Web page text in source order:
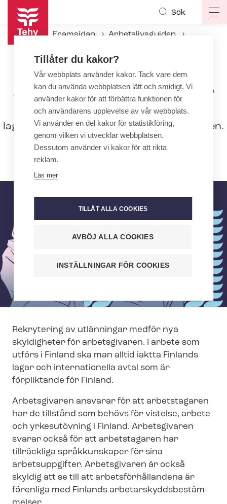
Hoppa
huvudinnehåll
Sök
Framsidan
Arbetslivsguiden
Arbetsgivarens skyldigheter
Rekrytering av utlänningar medför
lagstadgade skyldigheter för arbetsgivaren.
En bra arbetsgivare sörjer också för
inskolning och språkkunskaper.
Rekrytering av utlänningar medför nya
skyldigheter för arbetsgivaren. I arbete som
utförs i Finland ska man alltid iaktta Finlands
lagar och internationella avtal som är
förpliktande för Finland.
Arbetsgivaren ansvarar för att arbetstagaren
har de tillstånd som behövs för vistelse, arbete
och yrkesutövning i Finland. Arbetsgivaren
svarar också för att arbetstagaren har
tillräckliga språkkunskaper för sina
arbetsuppgifter. Arbetsgivaren är också
skyldig att se till att ar­bets­för­hål­lan­de­na är
förenliga med Finlands ar­be­tar­skydds­be­stäm­
Tillåter du kakor?
Vår webbplats använder kakor. Tack vare dem
kan du använda webbplatsen lätt och smidigt. Vi
använder kakor för att förbättra funktionen för
och användarens upplevelse av vår webbplats.
Vi använder en del kakor för statistikföring,
genom vilken vi utvecklar webbplatsen.
Dessutom använder vi kakor för att rikta
reklam.
Läs mer
TILLÅT ALLA COOKIES
AVBÖJ ALLA COOKIES
INSTÄLLNINGAR FÖR COOKIES